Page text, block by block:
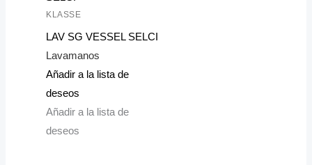
KLASSE
LAV SG VESSEL SELCI
Lavamanos
Añadir a la lista de
deseos
Añadir a la lista de
deseos